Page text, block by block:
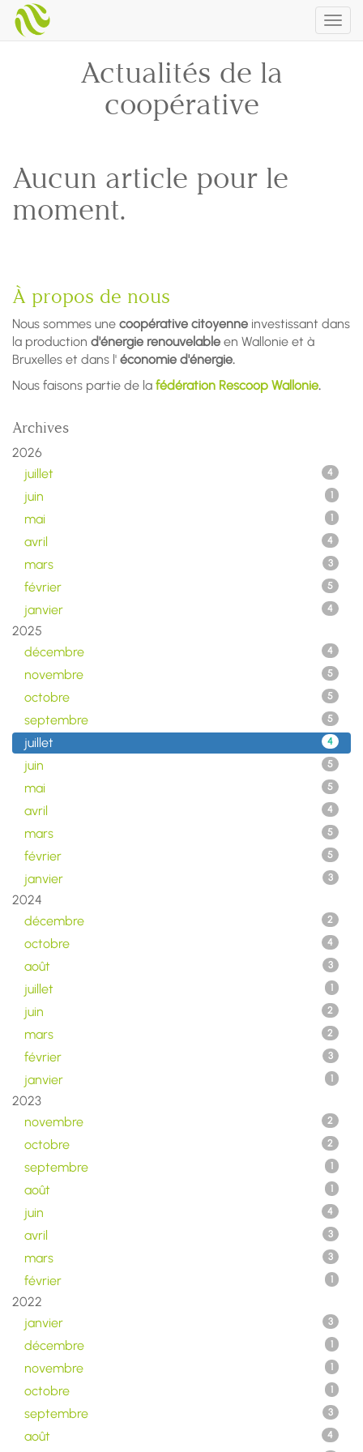
Actualités de la
coopérative
Aucun article pour le
moment.
À propos de nous
Nous sommes une coopérative citoyenne investissant dans
la production d'énergie renouvelable en Wallonie et à
Bruxelles et dans l' économie d'énergie.
Nous faisons partie de la fédération Rescoop Wallonie.
Archives
2026
juillet
4
juin 1
mai 1
avril 4
mars 3
février 5
janvier 4
2025
décembre
4
novembre 5
octobre 5
septembre 5
juillet 4
juin 5
mai 5
avril 4
mars 5
février 5
janvier 3
2024
décembre
2
octobre 4
août 3
juillet 1
juin 2
mars 2
février 3
janvier 1
2023
novembre
2
octobre 2
septembre 1
août 1
juin 4
avril 3
mars 3
février 1
2022
janvier
3
décembre 1
novembre 1
octobre 1
septembre 3
août 4